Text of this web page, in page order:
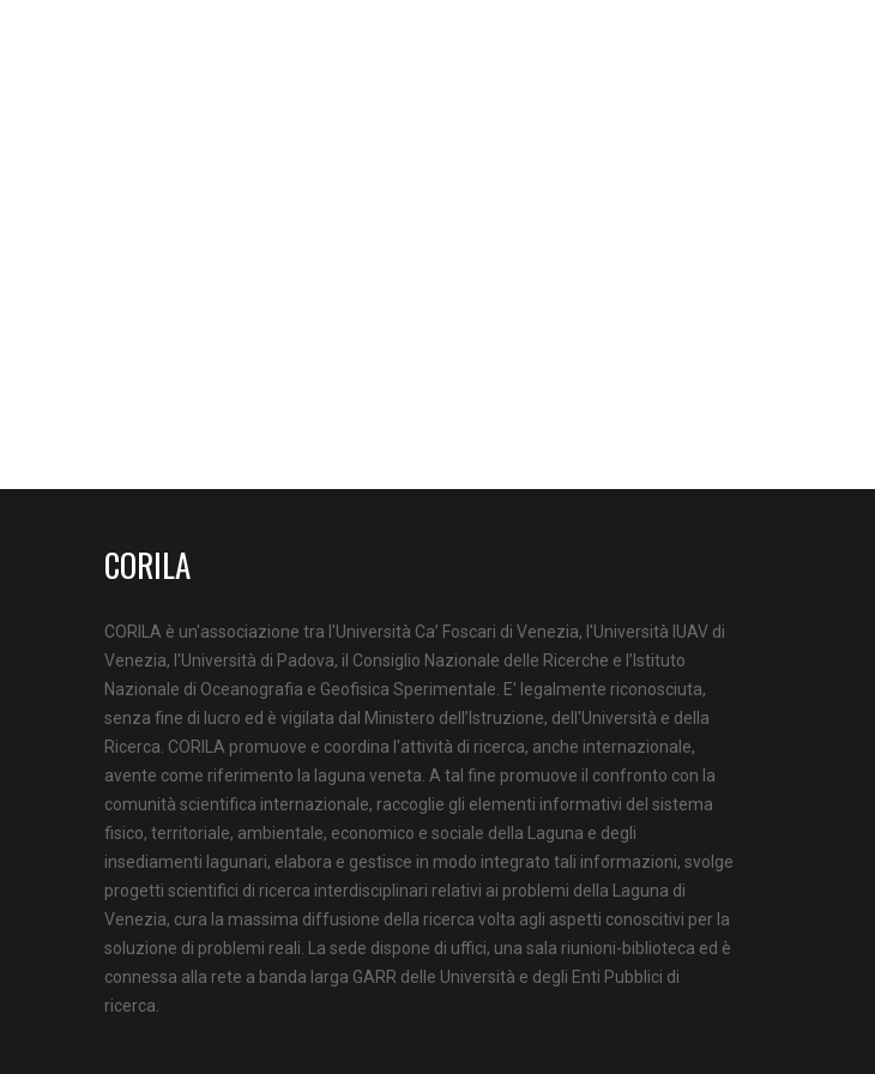
CORILA
CORILA è un'associazione tra l'Università Ca’ Foscari di Venezia, l'Università IUAV di
Venezia, l'Università di Padova, il Consiglio Nazionale delle Ricerche e l’Istituto
Nazionale di Oceanografia e Geofisica Sperimentale. E' legalmente riconosciuta,
senza fine di lucro ed è vigilata dal Ministero dell’Istruzione, dell'Università e della
Ricerca. CORILA promuove e coordina l'attività di ricerca, anche internazionale,
avente come riferimento la laguna veneta. A tal fine promuove il confronto con la
comunità scientifica internazionale, raccoglie gli elementi informativi del sistema
fisico, territoriale, ambientale, economico e sociale della Laguna e degli
insediamenti lagunari, elabora e gestisce in modo integrato tali informazioni, svolge
progetti scientifici di ricerca interdisciplinari relativi ai problemi della Laguna di
Venezia, cura la massima diffusione della ricerca volta agli aspetti conoscitivi per la
soluzione di problemi reali. La sede dispone di uffici, una sala riunioni-biblioteca ed è
connessa alla rete a banda larga GARR delle Università e degli Enti Pubblici di
ricerca.